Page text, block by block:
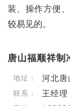
装、操作方便
较易见的。
唐山福顺祥制
地址： 河北
联系： 王经理